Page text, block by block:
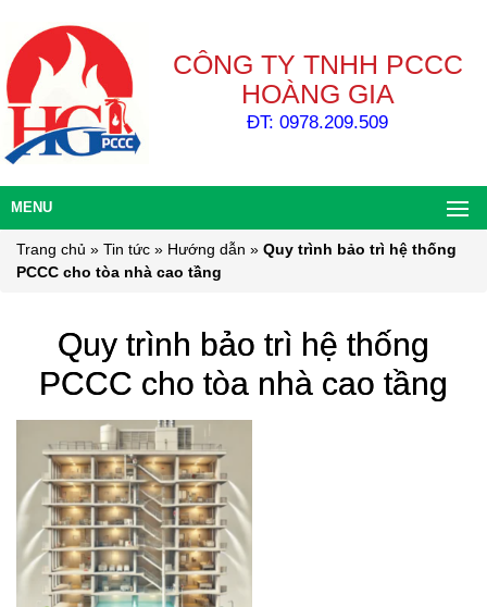
CÔNG TY TNHH PCCC
HOÀNG GIA
ĐT: 0978.209.509
MENU
Trang chủ » Tin tức » Hướng dẫn » Quy trình bảo trì hệ thống
PCCC cho tòa nhà cao tầng
Quy trình bảo trì hệ thống
PCCC cho tòa nhà cao tầng